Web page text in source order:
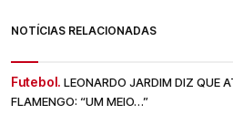
NOTÍCIAS RELACIONADAS
Futebol. LEONARDO JARDIM DIZ QUE
FLAMENGO: “UM MEIO…”